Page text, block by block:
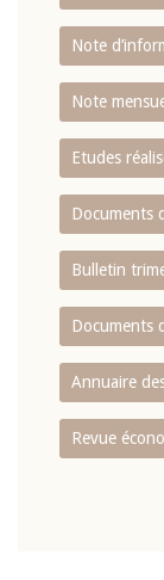
Note
Note
Etudes
Documents
Bulletin
Documents
Annuaire
Revue